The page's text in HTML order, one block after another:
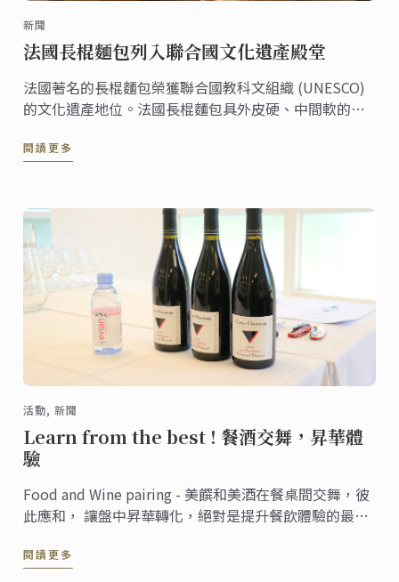
新聞
法國長棍麵包列入聯合國文化遺產殿堂
法國著名的長棍麵包榮獲聯合國教科文組織 (UNESCO)
的文化遺產地位。法國長棍麵包具外皮硬、中間軟的特
閱讀更多
活動, 新聞
Learn from the best ! 餐酒交舞，昇華體
驗
Food and Wine pairing - 美饌和美酒在餐桌間交舞，彼
此應和， 讓盤中昇華轉化，絕對是提升餐飲體驗的最美
閱讀更多